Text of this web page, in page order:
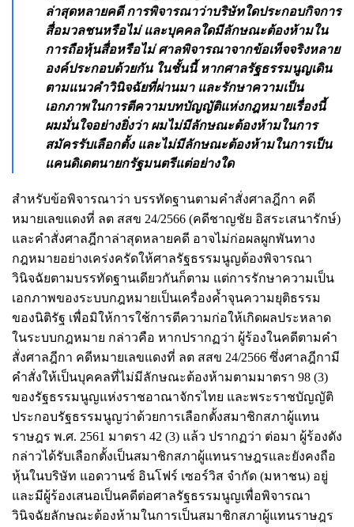
ล่าสุดหลายคดี การพิจารณาว่าบริษัทใดประกอบกิจการ
สื่อมวลชนหรือไม่ และบุคคลใดมีลักษณะต้องห้ามใน
การถือหุ้นสื่อหรือไม่ ศาลพิจารณาจากข้อเท็จจริงหลาย
องค์ประกอบด้วยกัน ในชั้นนี้ หากศาลรัฐธรรมนูญเดิน
ตามแนวคำวินิจฉัยที่ผ่านมา และรักษาความเป็น
เอกภาพในการตีความบทบัญญัติแห่งกฎหมายเรื่องนี้
ผมมั่นใจอย่างยิ่งว่า ผมไม่มีลักษณะต้องห้ามในการ
สมัครรับเลือกตั้ง และไม่มีลักษณะต้องห้ามในการเป็น
แคนดิเดตนายกรัฐมนตรีแต่อย่างใด
สำหรับข้อพิจารณาว่า บรรทัดฐานตามคำสั่งศาลฎีกา คดี
หมายเลขแดงที่ ลต สสข 24/2566 (คดีชาญชัย อิสระเสนารักษ์)
และคำสั่งศาลฎีกาล่าสุดหลายคดี อาจไม่ก่อผลผูกพันทาง
กฎหมายอย่างเคร่งครัดให้ศาลรัฐธรรมนูญต้องพิจารณา
วินิจฉัยตามบรรทัดฐานเดียวกันก็ตาม แต่การรักษาความเป็น
เอกภาพของระบบกฎหมายเป็นเครื่องค้ำจุนความยุติธรรม
ของนิติรัฐ เพื่อมิให้การใช้การตีความก่อให้เกิดผลประหลาด
ในระบบกฎหมาย กล่าวคือ หากปรากฏว่า ผู้ร้องในคดีตามคำ
สั่งศาลฎีกา คดีหมายเลขแดงที่ ลต สสข 24/2566 ซึ่งศาลฎีกามี
คำสั่งให้เป็นบุคคลที่ไม่มีลักษณะต้องห้ามตามมาตรา 98 (3)
ของรัฐธรรมนูญแห่งราชอาณาจักรไทย และพระราชบัญญัติ
ประกอบรัฐธรรมนูญว่าด้วยการเลือกตั้งสมาชิกสภาผู้แทน
ราษฎร พ.ศ. 2561 มาตรา 42 (3) แล้ว ปรากฏว่า ต่อมา ผู้ร้องดัง
กล่าวได้รับเลือกตั้งเป็นสมาชิกสภาผู้แทนราษฎรและยังคงถือ
หุ้นในบริษัท แอดวานซ์ อินโฟร์ เซอร์วิส จำกัด (มหาชน) อยู่
และมีผู้ร้องเสนอเป็นคดีต่อศาลรัฐธรรมนูญเพื่อพิจารณา
วินิจฉัยลักษณะต้องห้ามในการเป็นสมาชิกสภาผู้แทนราษฎร